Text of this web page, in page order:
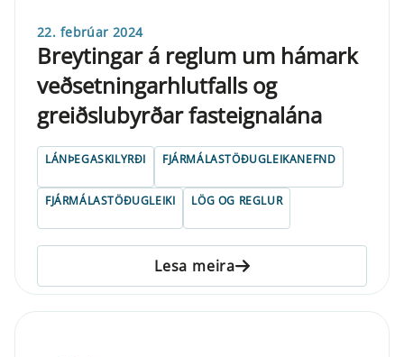
22. febrúar 2024
Breytingar á reglum um hámark
veðsetningarhlutfalls og
greiðslubyrðar fasteignalána
LÁNÞEGASKILYRÐI FJÁRMÁLASTÖÐUGLEIKANEFND
FJÁRMÁLASTÖÐUGLEIKI LÖG OG REGLUR
Lesa meira